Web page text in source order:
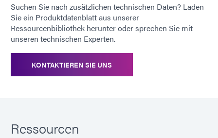
Elastizitätsmodul, MPa
[psi]:
1020,4 [148.000]
Absorption durch
kochendes Wasser, % (2
Std.)
Suchen Sie nach zusätzlichen technischen Daten? Laden
Sie ein Produktdatenblatt aus unserer
Ressourcenbibliothek herunter oder sprechen Sie mit
unseren technischen Experten.
KONTAKTIEREN SIE UNS
Ressourcen